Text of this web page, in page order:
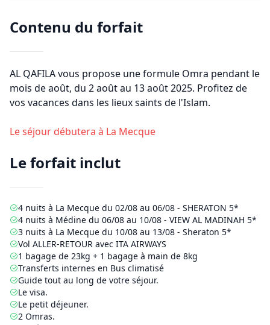
Contenu du forfait
AL QAFILA vous propose une formule Omra pendant le
mois deaoût, du 2 aoûtau 13 août 2025. Profitez de
vos vacances dans les lieux saints de l'Islam.
Le séjour débutera à La Mecque
Le forfait inclut
4 nuits à La Mecque du 02/08 au 06/08 - SHERATON 5*
4 nuits à Médine du 06/08 au 10/08 - VIEW AL MADINAH 5*
3 nuits à La Mecque du 10/08 au 13/08 - Sheraton 5*
Vol ALLER-RETOUR avec ITA AIRWAYS
1 bagage de 23kg + 1 bagage à main de 8kg
Transferts internes en Bus climatisé
Guide tout au long de votre séjour.
Le visa.
Le petit déjeuner.
2 Omras.